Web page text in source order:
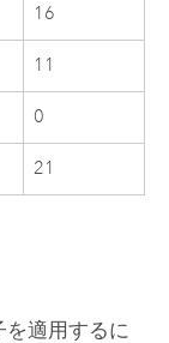
16
11
0
21
適用するに